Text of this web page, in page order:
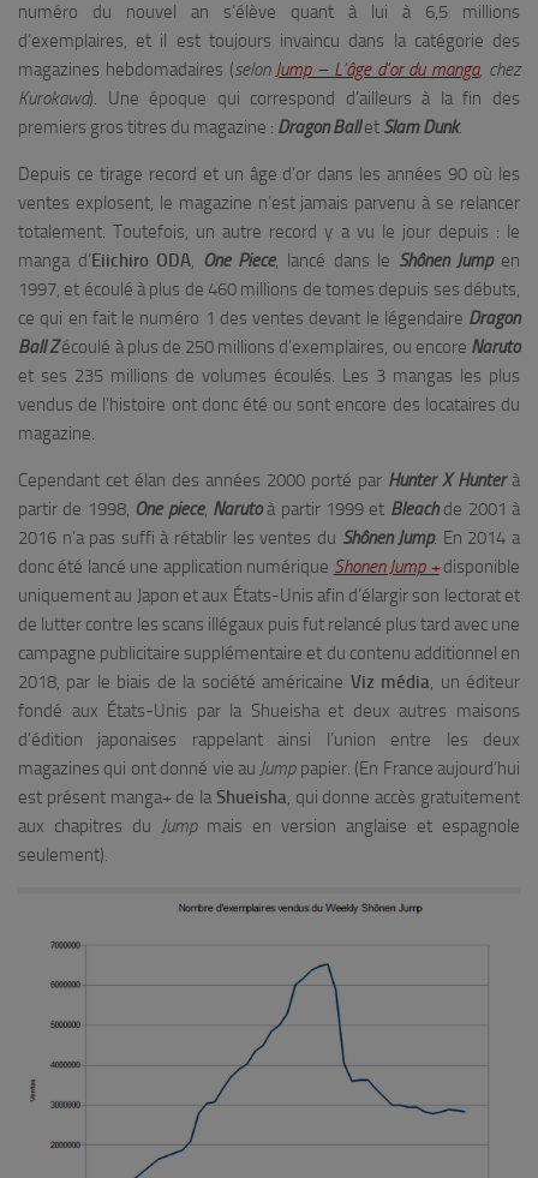
numéro du nouvel an s’élève quant à lui à 6,5 millions
d’exemplaires, et il est toujours invaincu dans la catégorie des
magazines hebdomadaires (selon Jump – L’âge d’or du manga, chez
Kurokawa). Une époque qui correspond d’ailleurs à la fin des
premiers gros titres du magazine : Dragon Ballet Slam Dunk.
Depuis ce tirage record et un âge d’or dans les années 90 où les
ventes explosent, le magazine n’est jamais parvenu à se relancer
totalement. Toutefois, un autre record y a vu le jour depuis : le
manga d’Eiichiro ODA, One Piece, lancé dans le Shônen Jumpen
1997, et écoulé à plus de 460 millions de tomes depuis ses débuts,
ce qui en fait le numéro 1 des ventes devant le légendaire Dragon
Ball Zécoulé à plus de 250 millions d’exemplaires, ou encore Naruto
et ses 235 millions de volumes écoulés. Les 3 mangas les plus
vendus de l’histoire ont donc été ou sont encore des locataires du
magazine.
Cependant cet élan des années 2000 porté par Hunter X Hunterà
partir de 1998, One piece, Narutoà partir 1999 et Bleachde 2001 à
2016 n’a pas suffi à rétablir les ventes du Shônen Jump. En 2014 a
donc été lancé une application numérique Shonen Jump +disponible
uniquement au Japon et aux États-Unis afin d’élargir son lectorat et
de lutter contre les scans illégaux puis fut relancé plus tard avec une
campagne publicitaire supplémentaire et du contenu additionnel en
2018, par le biais de la société américaine Viz média, un éditeur
fondé aux États-Unis par la Shueisha et deux autres maisons
d’édition japonaises rappelant ainsi l’union entre les deux
magazines qui ont donné vie au Jumppapier. (En France aujourd’hui
est présent manga+ de la Shueisha, qui donne accès gratuitement
aux chapitres du Jumpmais en version anglaise et espagnole
seulement).